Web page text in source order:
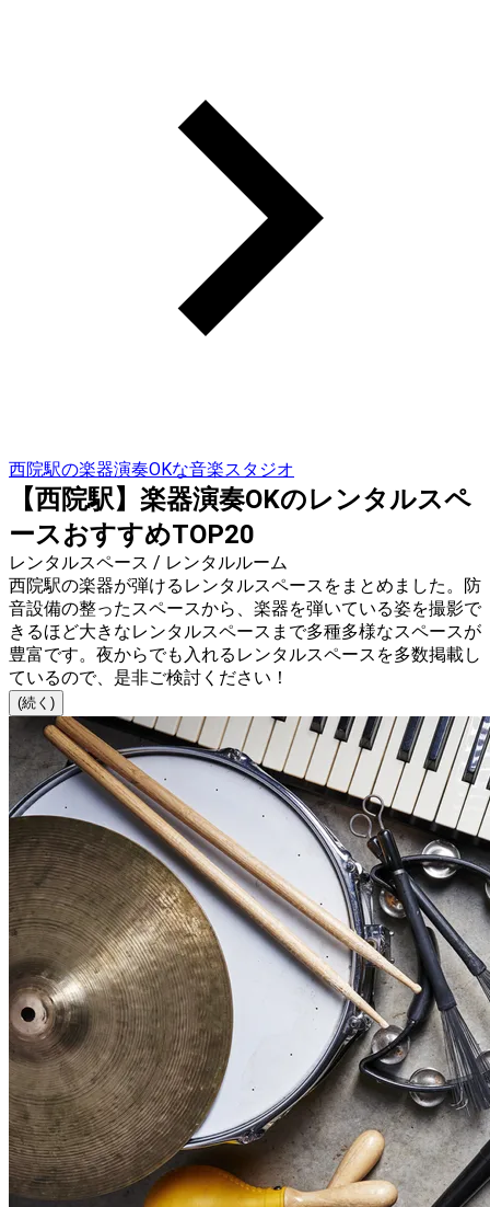
西院駅の楽器演奏OKな音楽スタジオ
【西院駅】楽器演奏OKのレンタルスペ
ースおすすめTOP20
レンタルスペース / レンタルルーム
西院駅の楽器が弾けるレンタルスペースをまとめました。防
音設備の整ったスペースから、楽器を弾いている姿を撮影で
きるほど大きなレンタルスペースまで多種多様なスペースが
豊富です。夜からでも入れるレンタルスペースを多数掲載し
ているので、是非ご検討ください！
(続く)